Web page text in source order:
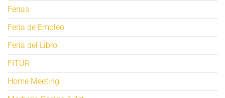
Ferias
Feria de Empleo
Feria del Libro
FITUR
Home Meeting